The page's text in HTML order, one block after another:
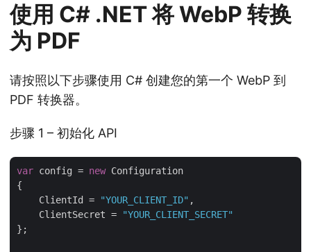
使用 C# .NET 将 WebP 转换
为 PDF
请按照以下步骤使用 C# 创建您的第一个 WebP 到
PDF 转换器。
步骤 1 – 初始化 API
var config = new Configuration
{
    ClientId =
"YOUR_CLIENT_ID" ,
    ClientSecret =
"YOUR_CLIENT_SECRET"
};